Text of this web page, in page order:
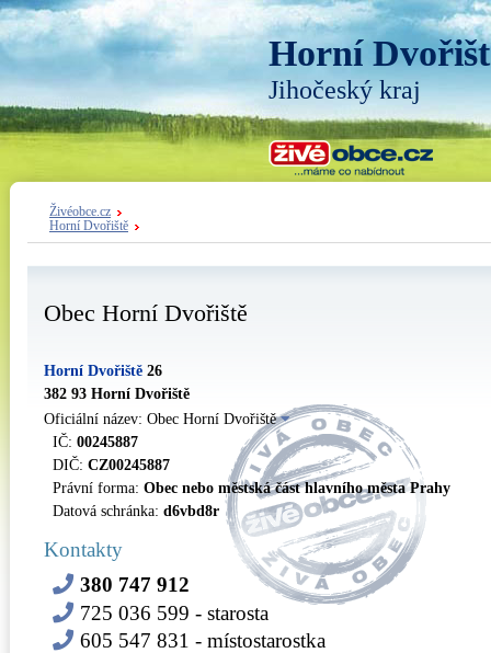
Horní
Jihočeský kraj
Živéobce.cz
Horní Dvořiště
Obec Horní Dvořiště
Horní Dvořiště 26
382 93 Horní Dvořiště
Oficiální název: Obec Horní Dvořiště
IČ: 00245887
DIČ: CZ00245887
Právní forma: Obec nebo městská část hlavního města Prahy
Datová schránka: d6vbd8r
Kontakty
380 747 912
725 036 599 - starosta
605 547 831 - místostarostka